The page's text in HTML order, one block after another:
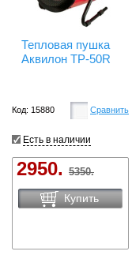
Тепловая пушка
Аквилон TP-50R
Код: 15880 Сравнить
Есть в наличии
2950. 5350.
Купить